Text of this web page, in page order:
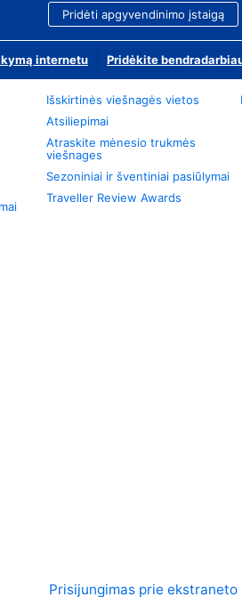
Pridėti apgyvendinimo įstaigą
internetu Pridėkite
Išskirtinės viešnagės vietos
Atsiliepimai
Atraskite mėnesio trukmės
viešnages
Sezoniniai ir šventiniai pasiūlymai
Traveller Review Awards
Prisijungimas prie ekstraneto